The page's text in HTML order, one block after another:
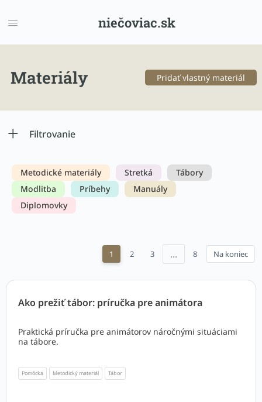
niečoviac.sk
Materiály Pridať vlastný materiál
Filtrovanie
Metodické materiály Stretká
Tábory
Modlitba
Príbehy
Manuály
Diplomovky
1 2 3 ... 8 Na koniec
Ako prežiť tábor: príručka pre animátora
Praktická príručka pre animátorov náročnými situáciami
na tábore.
Pomôcka Metodický materiál Tábor